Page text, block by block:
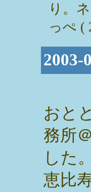
り。
っぺ (
おと
務所
した。
恵比